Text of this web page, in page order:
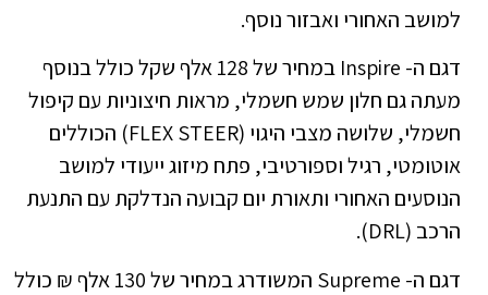
למושב האחורי ואבזור נוסף.
דגם ה- Inspire במחיר של 128 אלף שקל כולל בנוסף
מעתה גם חלון שמש חשמלי, מראות חיצוניות עם קיפול
חשמלי, שלושה מצבי היגוי (FLEX STEER) הכוללים
אוטומטי, רגיל וספורטיבי, פתח מיזוג ייעודי למושב
הנוסעים האחורי ותאורת יום קבועה הנדלקת עם התנעת
הרכב (DRL).
דגם ה- Supreme המשודרג במחיר של 130 אלף ₪ כולל